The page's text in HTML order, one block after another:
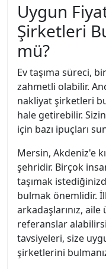
Uygun
Şirketleri
mü?
Ev taşıma süreci,
zahmetli olabilir.
nakliyat şirketleri
hale getirebilir.
için bazı ipuçları
Mersin, Akdeniz'e
şehridir. Birçok
taşımak
bulmak önemlidir.
arkadaşlarınız,
referanslar
tavsiyeleri, size
şirketlerini